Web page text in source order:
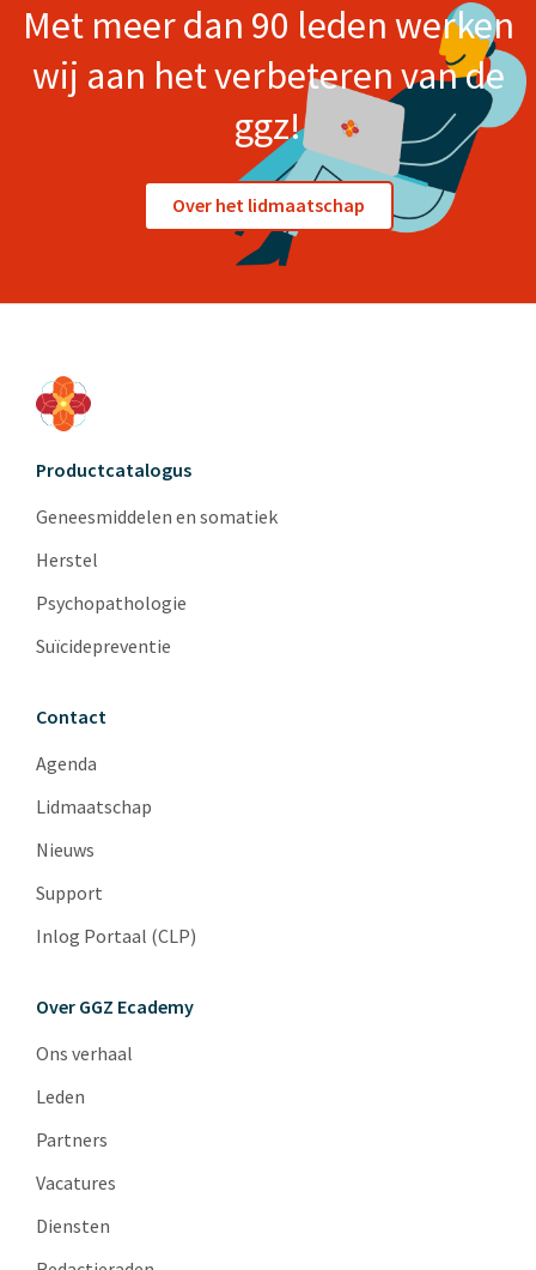
Met meer dan 90 leden werken
wij aan het verbeteren van de
ggz!
Over het lidmaatschap
Productcatalogus
Geneesmiddelen en somatiek
Herstel
Psychopathologie
Suïcidepreventie
Contact
Agenda
Lidmaatschap
Nieuws
Support
Inlog Portaal (CLP)
Over GGZ Ecademy
Ons verhaal
Leden
Partners
Vacatures
Diensten